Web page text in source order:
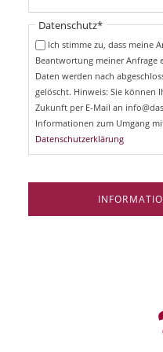
t
f
i
Pflichtfeld
Datenschutz*
Ich stimme zu, dass meine
Beantwortung meiner Anfrage
Daten werden nach
gelöscht. Hinweis: Sie können
Zukunft per E-Mail an
Informationen zum Umgang
Datenschutzerklärung